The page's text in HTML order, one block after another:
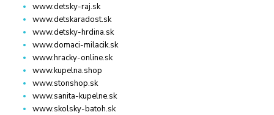
www.detsky-raj.sk
www.detskaradost.sk
www.detsky-hrdina.sk
www.domaci-milacik.sk
www.hracky-online.sk
www.kupelna.shop
www.stonshop.sk
www.sanita-kupelne.sk
www.skolsky-batoh.sk